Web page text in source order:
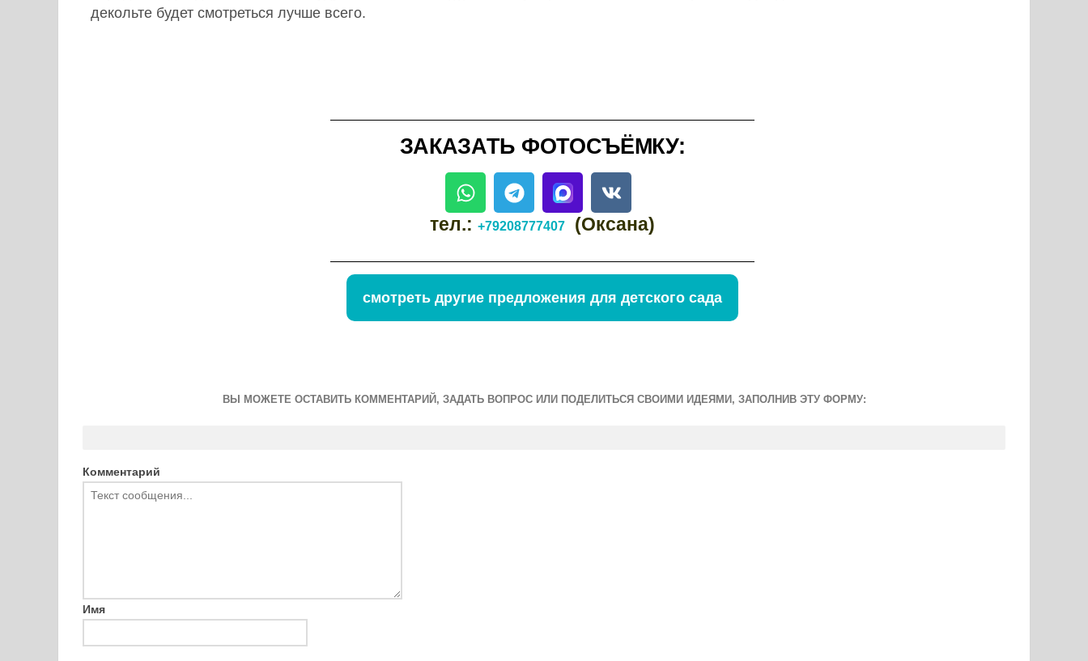
декольте будет смотреться лучше всего.
ЗАКАЗАТЬ ФОТОСЪЁМКУ:
тел.:+79208777407 (Оксана)
смотреть другие предложения для детского сада
ВЫ МОЖЕТЕ ОСТАВИТЬ КОММЕНТАРИЙ, ЗАДАТЬ ВОПРОС ИЛИ ПОДЕЛИТЬСЯ СВОИМИ ИДЕЯМИ, ЗАПОЛНИВ ЭТУ ФОРМУ:
Комментарий
Имя